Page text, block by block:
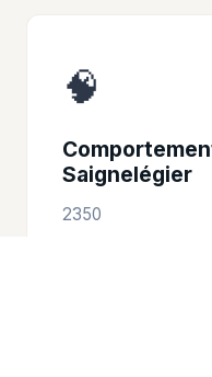
🧠
Saignelégier
2350